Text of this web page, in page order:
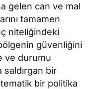
gelen can ve mal
tamamen
niteliğindeki
güvenliğini
ve durumu
saldırgan bir
bir politika